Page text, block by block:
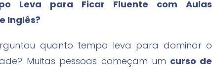
Leva para Ficar Fluente com Aulas
Inglês?
quanto tempo leva para dominar o
Muitas pessoas começam um curso de